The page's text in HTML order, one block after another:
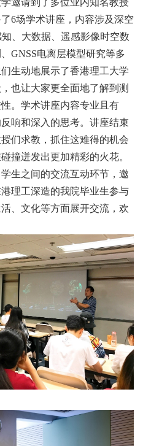
邀请到了多位业内知名教授
6场学术讲座，内容涉及深空
、大数据、遥感影像时空数
GNSS电离层模型研究等多
生动地展示了香港理工大学
也让大家更全面地了解到测
。学术讲座内容专业且有
响和深入的思考。讲座结束
们求教，抓住这难得的机会
撞迸发出更加精彩的火花。
生之间的交流互动环节，邀
理工深造的我院毕业生参与
、文化等方面展开交流，欢